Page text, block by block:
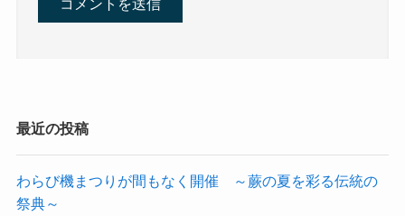
最近の投稿
わらび機まつりが間もなく開催 ～蕨の夏を彩る伝統の
祭典～